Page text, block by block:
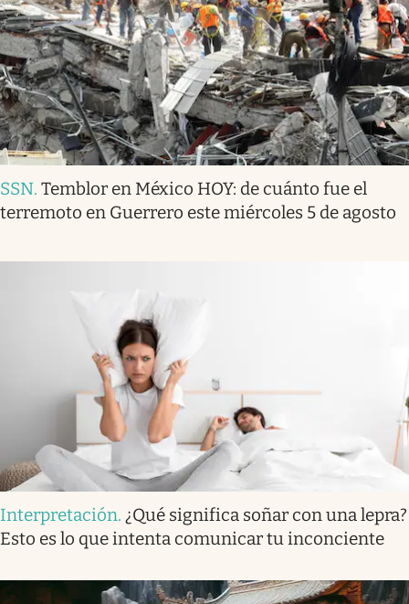
SSN. Temblor en México HOY: de cuánto fue el
terremoto en Guerrero este miércoles 5 de agosto
Interpretación. ¿Qué significa soñar con una lepra?
Esto es lo que intenta comunicar tu inconciente